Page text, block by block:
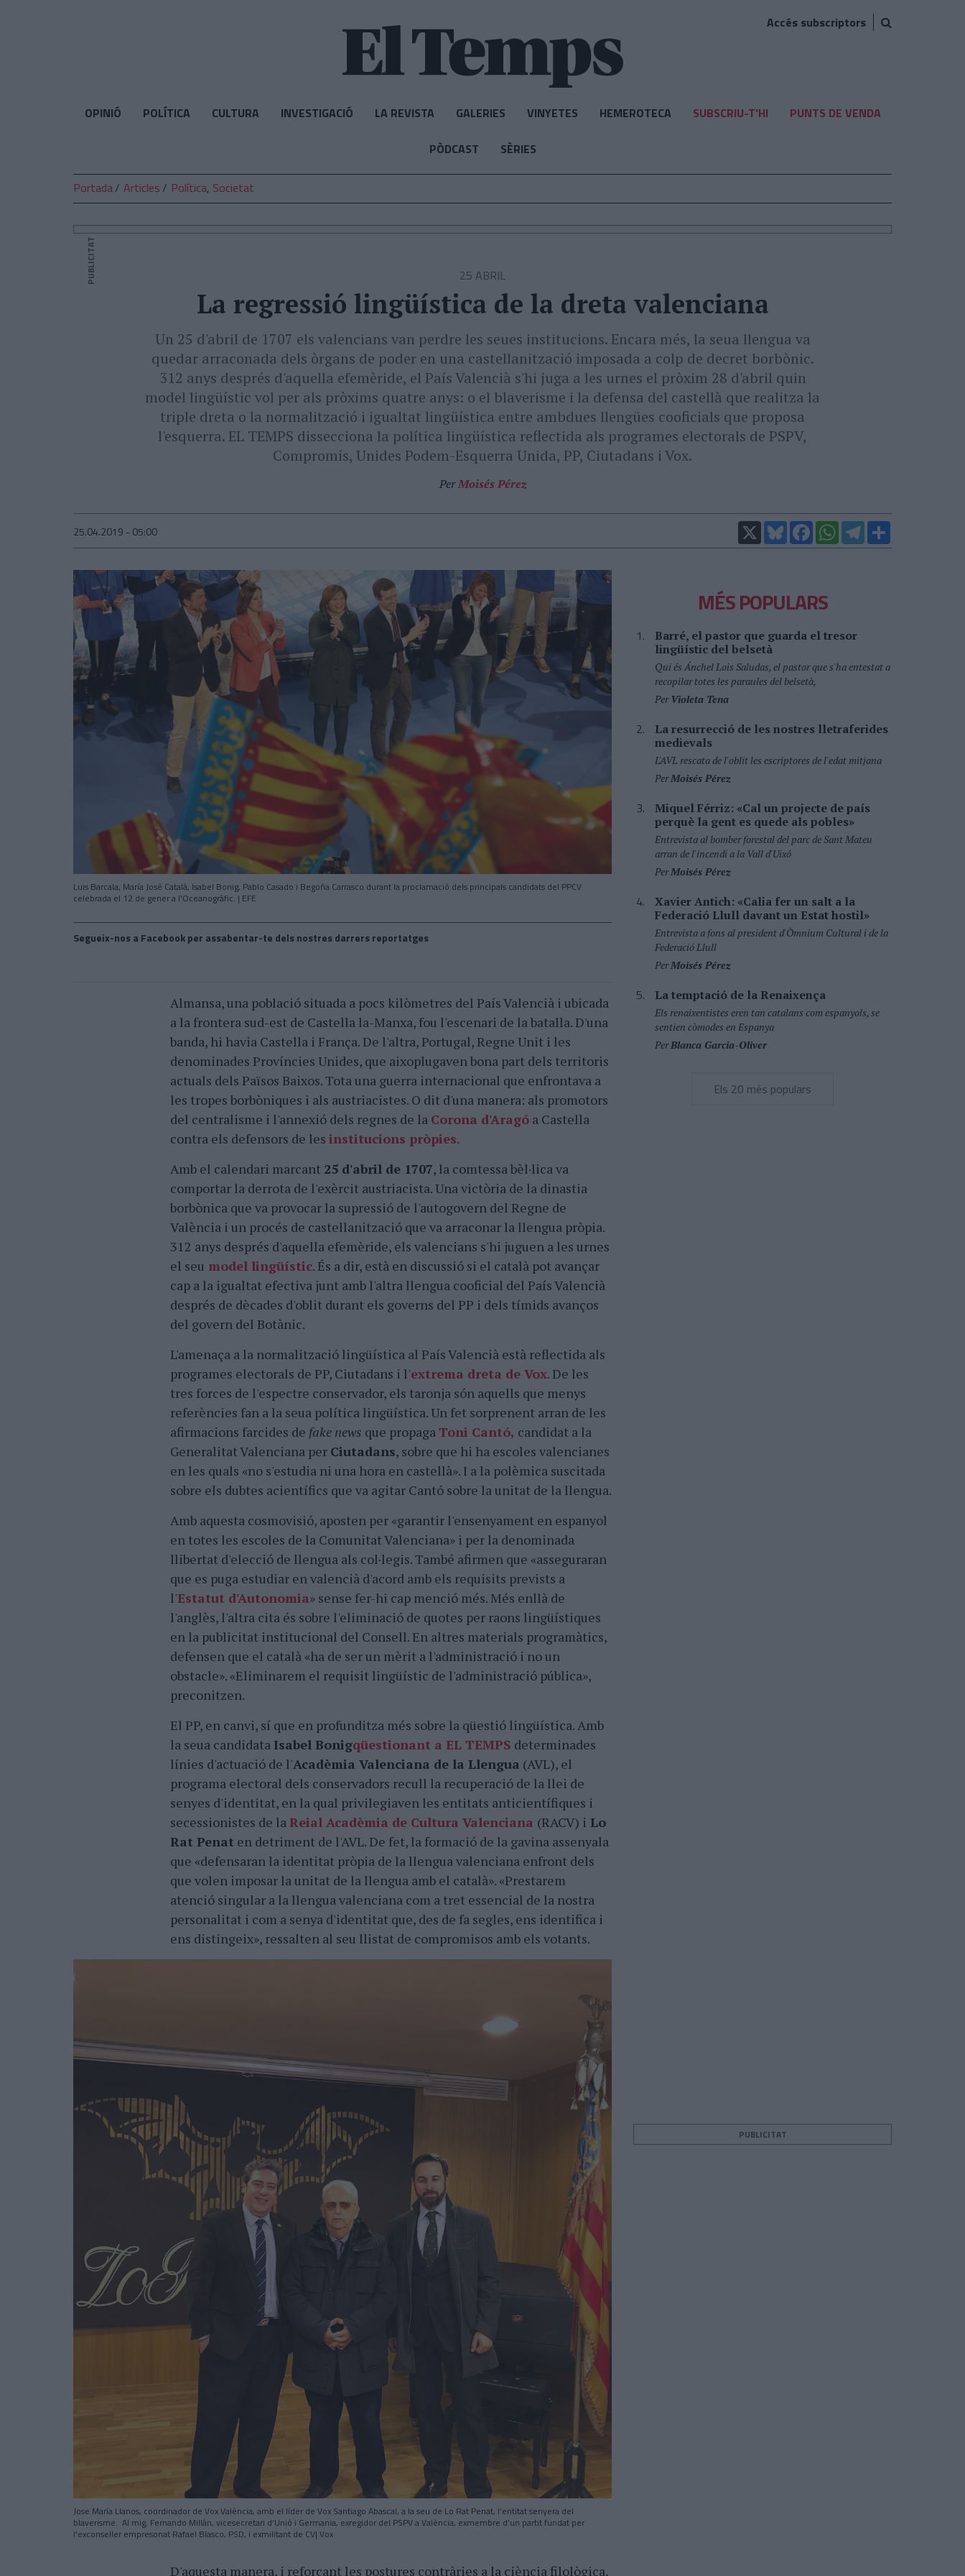
Accés subscriptors
OPINIÓ POLÍTICA CULTURA INVESTIGACIÓ LA REVISTA GALERIES VINYETES HEMEROTECA SUBSCRIU-T'HI PUNTS DE VENDA
PÒDCAST SÈRIES
Portada Articles Política, Societat
PUBLICITAT 25 ABRIL
La regressió lingüística de la dreta valenciana
Un 25 d'abril de 1707 els valencians van perdre les seues institucions. Encara més, la seua llengua va
quedar arraconada dels òrgans de poder en una castellanització imposada a colp de decret borbònic.
312 anys després d'aquella efemèride, el País Valencià s'hi juga a les urnes el pròxim 28 d'abril quin
model lingüístic vol per als pròxims quatre anys: o el blaverisme i la defensa del castellà que realitza la
triple dreta o la normalització i igualtat lingüística entre ambdues llengües cooficials que proposa
l'esquerra. EL TEMPS dissecciona la política lingüística reflectida als programes electorals de PSPV,
Compromís, Unides Podem-Esquerra Unida, PP, Ciutadans i Vox.
PerMoisés Pérez
25.04.2019 - 05:00 X BlueskyFacebookWhatsAppTelegram
Luis Barcala, María José Català, Isabel Bonig, Pablo Casado i Begoña Carrasco durant la proclamació dels principals candidats del PPCV
celebrada el 12 de gener a l'Oceanogràfic. | EFE
Segueix-nos a Facebook per assabentar-te dels nostres darrers reportatges
Almansa, una població situada a pocs kilòmetres del País Valencià i ubicada
a la frontera sud-est de Castella la-Manxa, fou l'escenari de la batalla. D'una
banda, hi havia Castella i França. De l'altra, Portugal, Regne Unit i les
denominades Províncies Unides, que aixoplugaven bona part dels territoris
actuals dels Països Baixos. Tota una guerra internacional que enfrontava a
les tropes borbòniques i als austriacistes. O dit d'una manera: als promotors
del centralisme i l'annexió dels regnes de la Corona d'Aragó a Castella
contra els defensors de les institucions pròpies.
Amb el calendari marcant 25 d'abril de 1707, la comtessa bèl·lica va
comportar la derrota de l'exèrcit austriacista. Una victòria de la dinastia
borbònica que va provocar la supressió de l'autogovern del Regne de
València i un procés de castellanització que va arraconar la llengua pròpia.
312 anys després d'aquella efemèride, els valencians s'hi juguen a les urnes
el seu model lingüístic. És a dir, està en discussió si el català pot avançar
cap a la igualtat efectiva junt amb l'altra llengua cooficial del País Valencià
després de dècades d'oblit durant els governs del PP i dels tímids avanços
del govern del Botànic.
L'amenaça a la normalització lingüística al País Valencià està reflectida als
programes electorals de PP, Ciutadans i l'extrema dreta de Vox. De les
tres forces de l'espectre conservador, els taronja són aquells que menys
referències fan a la seua política lingüística. Un fet sorprenent arran de les
afirmacions farcides de fake news que propagaToni Cantó, candidat a la
Generalitat Valenciana per Ciutadans, sobre que hi ha escoles valencianes
en les quals «no s'estudia ni una hora en castellà». I a la polèmica suscitada
sobre els dubtes acientífics que va agitar Cantó sobre la unitat de la llengua.
Amb aquesta cosmovisió, aposten per «garantir l'ensenyament en espanyol
en totes les escoles de la Comunitat Valenciana» i per la denominada
llibertat d'elecció de llengua als col·legis. També afirmen que «asseguraran
que es puga estudiar en valencià d'acord amb els requisits prevists a
l'Estatut d'Autonomia» sense fer-hi cap menció més. Més enllà de
l'anglès, l'altra cita és sobre l'eliminació de quotes per raons lingüístiques
en la publicitat institucional del Consell. En altres materials programàtics,
defensen que el català «ha de ser un mèrit a l'administració i no un
obstacle». «Eliminarem el requisit lingüístic de l'administració pública»,
preconitzen.
El PP, en canvi, sí que en profunditza més sobre la qüestió lingüística. Amb
la seua candidata Isabel Bonigqüestionant a EL TEMPS determinades
línies d'actuació de l'Acadèmia Valenciana de la Llengua (AVL), el
programa electoral dels conservadors recull la recuperació de la llei de
senyes d'identitat, en la qual privilegiaven les entitats anticientífiques i
secessionistes de laReial Acadèmia de Cultura Valenciana (RACV) i Lo
Rat Penat en detriment de l'AVL. De fet, la formació de la gavina assenyala
que «defensaran la identitat pròpia de la llengua valenciana enfront dels
que volen imposar la unitat de la llengua amb el català». «Prestarem
atenció singular a la llengua valenciana com a tret essencial de la nostra
personalitat i com a senya d'identitat que, des de fa segles, ens identifica i
ens distingeix», ressalten al seu llistat de compromisos amb els votants.
Jose María Llanos, coordinador de Vox València, amb el líder de Vox Santiago Abascal, a la seu de Lo Rat Penat, l’entitat senyera del
blaverisme. Al mig, Fernando Millán, vicesecretari d'Unió i Germania, exregidor del PSPV a València, exmembre d'un partit fundat per
l'exconseller empresonat Rafael Blasco, PSD, i exmilitant de CV| Vox
D'aquesta manera, i reforçant les postures contràries a la ciència filològica,
MÉS POPULARS
Barré, el pastor que guarda el tresor
lingüístic del belsetà
Qui és Ánchel Lois Saludas, el pastor que s'ha entestat a
recopilar totes les paraules del belsetà,
PerVioleta Tena
La resurrecció de les nostres lletraferides
medievals
L'AVL rescata de l'oblit les escriptores de l'edat mitjana
PerMoisés Pérez
Miquel Férriz: «Cal un projecte de país
perquè la gent es quede als pobles»
Entrevista al bomber forestal del parc de Sant Mateu
arran de l'incendi a la Vall d'Uixó
PerMoisés Pérez
Xavier Antich: «Calia fer un salt a la
Federació Llull davant un Estat hostil»
Entrevista a fons al president d'Òmnium Cultural i de la
Federació Llull
PerMoisés Pérez
La temptació de la Renaixença
Els renaixentistes eren tan catalans com espanyols, se
sentien còmodes en Espanya
PerBlanca Garcia-Oliver
Els 20 més populars
PUBLICITAT